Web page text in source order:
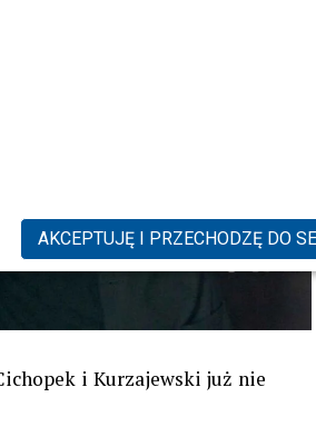
AKCEPTUJĘ I PRZECHODZĘ DO
i Kurzajewski już nie